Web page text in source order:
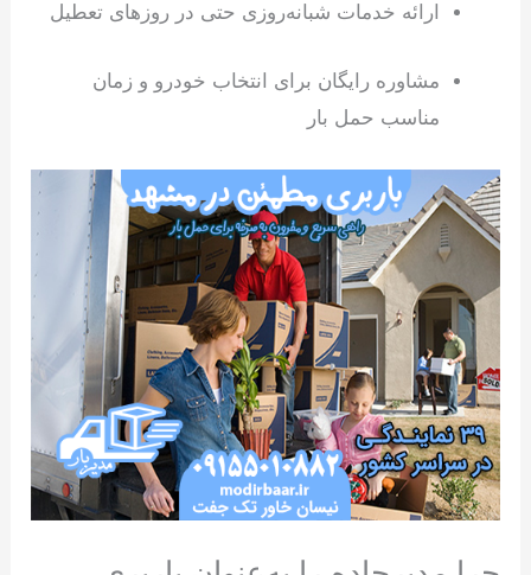
ارائه خدمات شبانه‌روزی حتی در روزهای تعطیل
مشاوره رایگان برای انتخاب خودرو و زمان
مناسب حمل بار